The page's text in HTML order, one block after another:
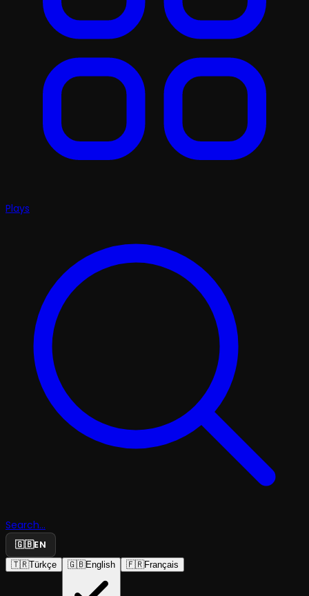
Plays
Search...
🇬🇧EN
🇹🇷Türkçe 🇬🇧English 🇫🇷Français